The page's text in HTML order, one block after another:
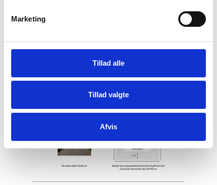
Marketing
Tillad alle
Tillad valgte
Afvis